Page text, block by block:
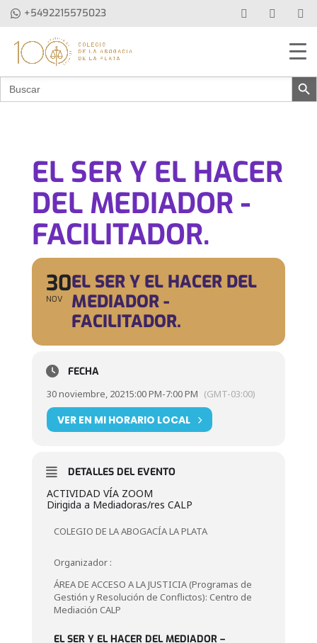
+5492215575023
Buscar: Botón de
EL SER Y EL HACER
DEL MEDIADOR -
FACILITADOR.
30
NOV
EL SER Y EL HACER DEL
MEDIADOR -
FACILITADOR.
FECHA
30 noviembre, 20215:00 PM-7:00 PM (GMT-03:00)
VER EN MI HORARIO LOCAL
DETALLES DEL EVENTO
ACTIVIDAD VÍA ZOOM
Dirigida a Mediadoras/res CALP
COLEGIO DE LA ABOGACÍA LA PLATA
Organizador :
ÁREA DE ACCESO A LA JUSTICIA (Programas de
Gestión y Resolución de Conflictos): Centro de
Mediación CALP
EL SER Y EL HACER DEL MEDIADOR –